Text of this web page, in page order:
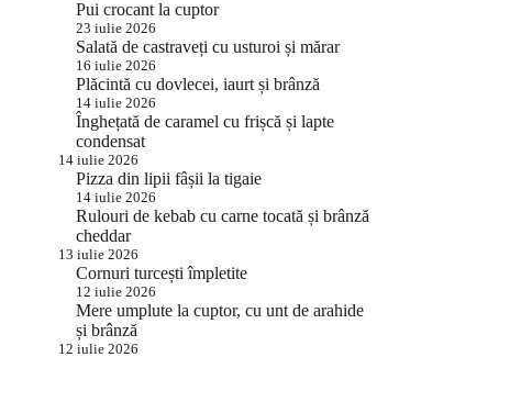
Pui crocant la cuptor
23 iulie 2026
Salată de castraveți cu usturoi și mărar
16 iulie 2026
Plăcintă cu dovlecei, iaurt și brânză
14 iulie 2026
Înghețată de caramel cu frișcă și lapte
condensat
14 iulie 2026
Pizza din lipii fâșii la tigaie
14 iulie 2026
Rulouri de kebab cu carne tocată și brânză
cheddar
13 iulie 2026
Cornuri turcești împletite
12 iulie 2026
Mere umplute la cuptor, cu unt de arahide
și brânză
12 iulie 2026